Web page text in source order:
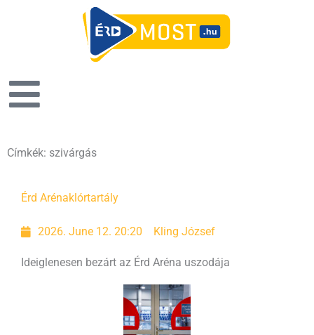
Címkék: szivárgás
Érd Arénaklórtartály
2026. June 12. 20:20 Kling József
Ideiglenesen bezárt az Érd Aréna uszodája